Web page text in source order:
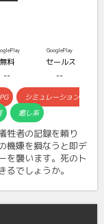
無料
--
GooglePlay
セールス
--
シミュレーション
癒し系
牲者の記録を頼り
機嫌を損なうと即デ
を襲います。死のト
でしょうか。